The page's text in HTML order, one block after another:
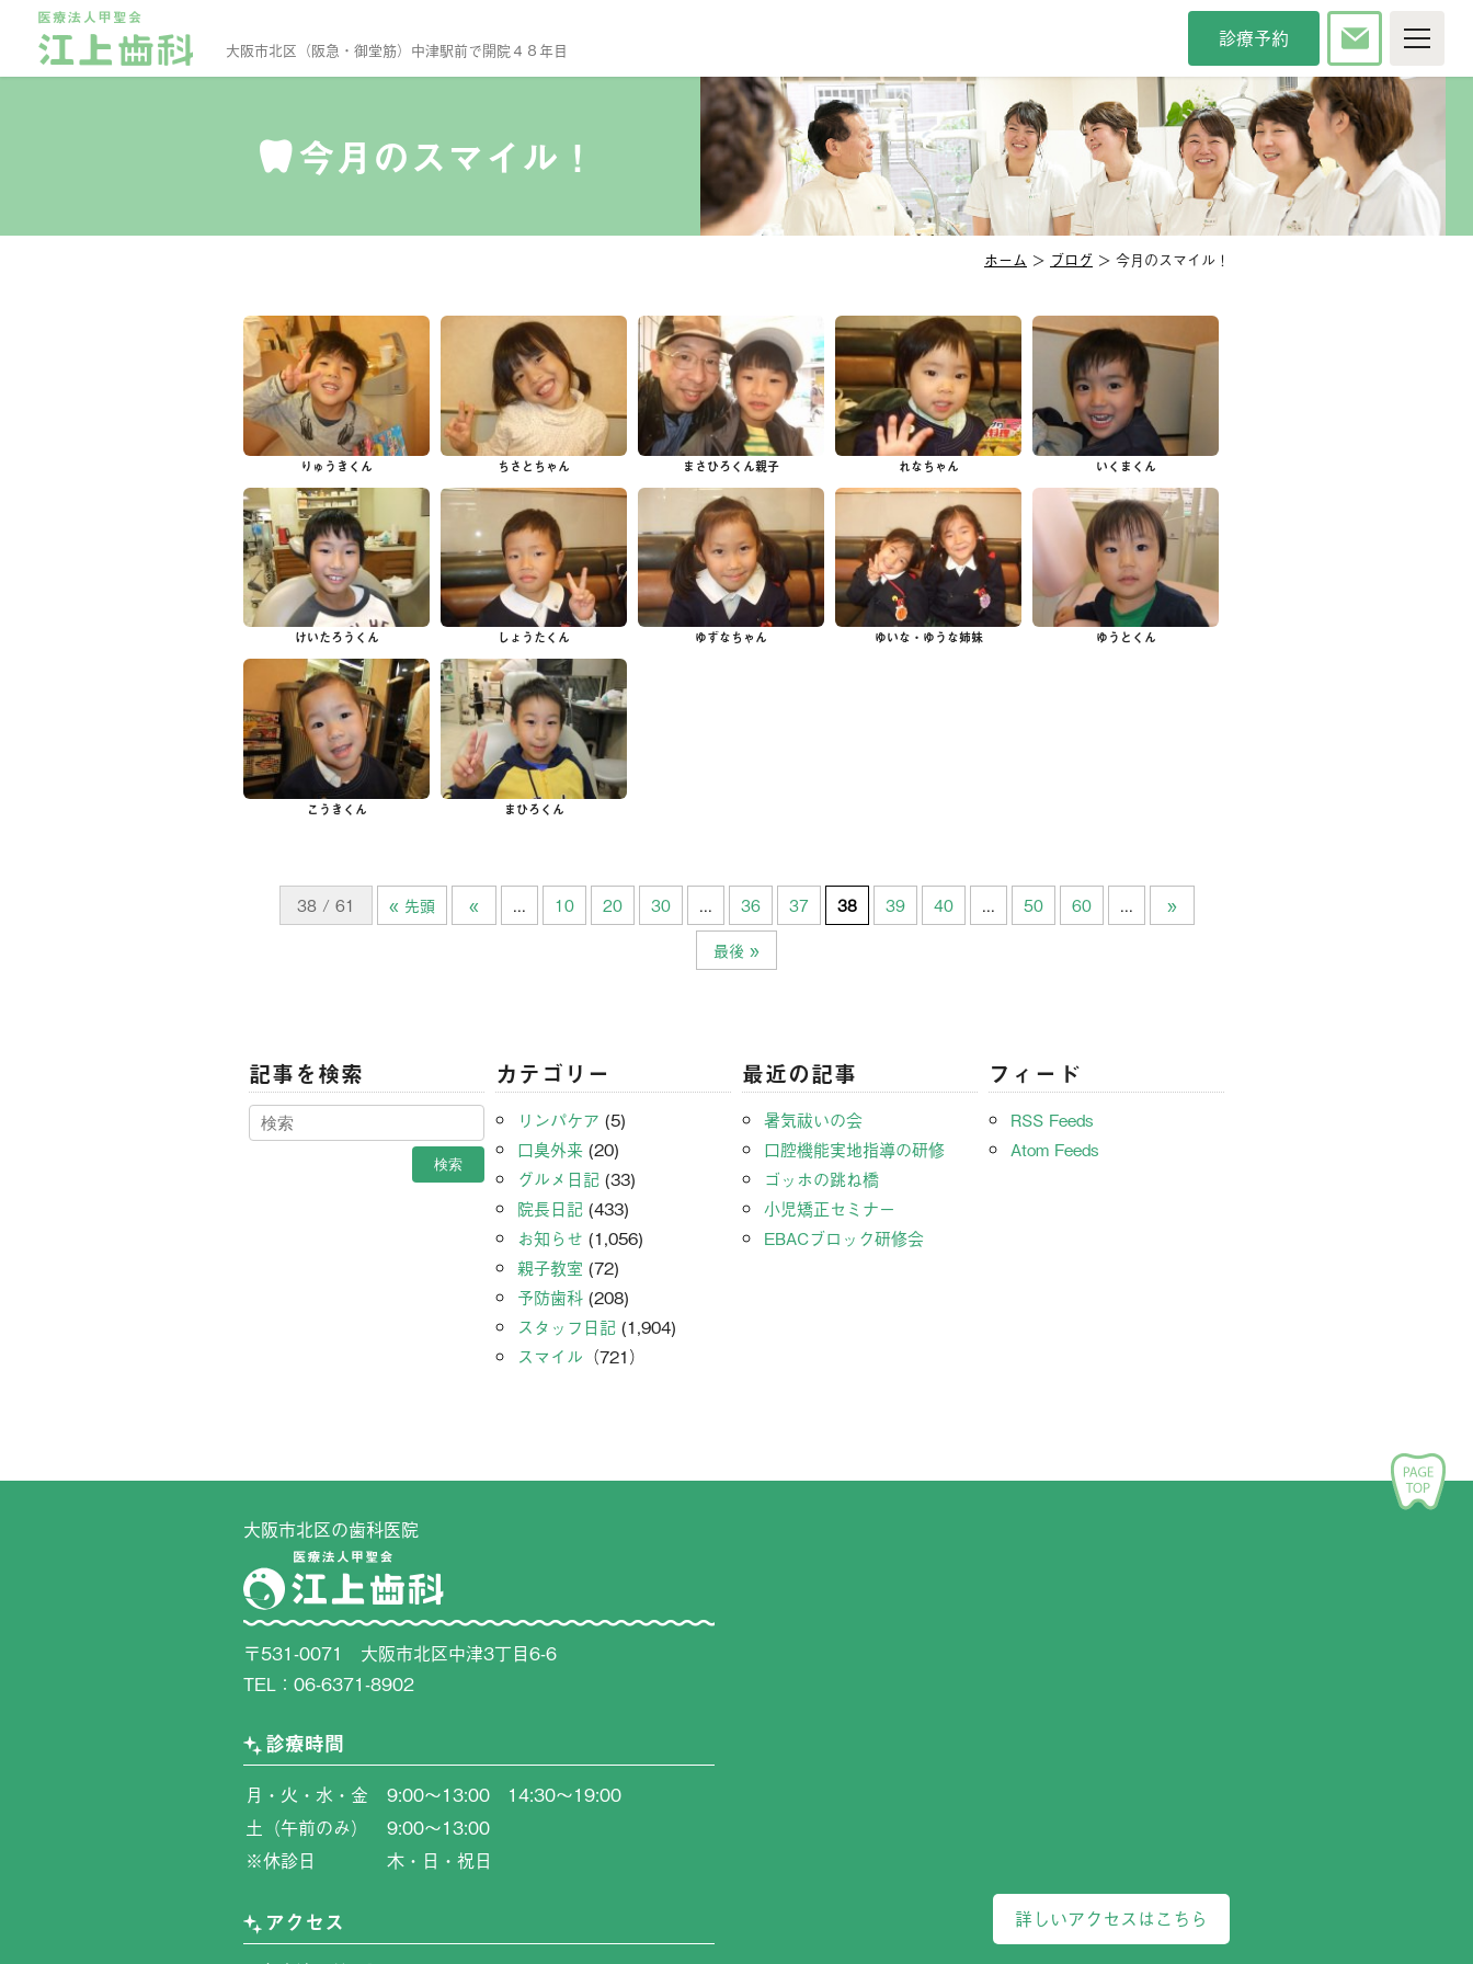
大阪市北区（阪急・御堂筋）中津駅前で開院４８年目 診療予約
TOP
当院について
診療時間・方針
院長紹介
スタッフ紹介
インタビュー
院内紹介
アクセス
診察科目
一般歯科
予防歯科
小児歯科
小児矯正
口腔外科
口腔強化管理体制
その他サービス
相談掲示板
ブログ
今月のスマイル
今月のスマイル！
ホーム ＞ ブログ ＞ 今月のスマイル！
りゅうきくん ちさとちゃん まさひろくん親子 れなちゃん いくまくん
けいたろうくん しょうたくん ゆずなちゃん ゆいな・ゆうな姉妹 ゆうとくん
こうきくん まひろくん
38 / 61 « 先頭 « ... 10 20 30 ... 36 37 38 39 40 ... 50 60 ...
»
最後 »
記事を検索 カテゴリー
リンパケア (5)
口臭外来 (20)
グルメ日記 (33)
院長日記 (433)
お知らせ (1,056)
親子教室 (72)
予防歯科 (208)
スタッフ日記 (1,904)
スマイル （721）
最近の記事
暑気祓いの会
口腔機能実地指導の研修
ゴッホの跳ね橋
小児矯正セミナー
EBACブロック研修会
フィード
RSS Feeds
Atom Feeds
大阪市北区の歯科医院
〒531-0071 大阪市北区中津3丁目6-6
TEL： 06-6371-8902
診療時間
月・火・水・金
9:00〜13:00 14:30〜19:00
土（午前のみ）
9:00〜13:00
※休診日
木・日・祝日
アクセス 詳しいアクセスはこちら